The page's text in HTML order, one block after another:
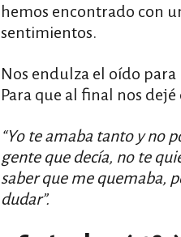
hemos encontrado con
sentimientos.
Nos endulza el oído
Para que al final nos
“Yo te amaba tanto y no
gente que decía, no te
saber que me quemaba,
dudar”.